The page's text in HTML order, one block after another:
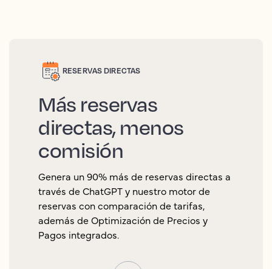
RESERVAS DIRECTAS
Más reservas
directas, menos
comisión
Genera un 90% más de reservas directas a
través de ChatGPT y nuestro motor de
reservas con comparación de tarifas,
además de Optimización de Precios y
Pagos integrados.